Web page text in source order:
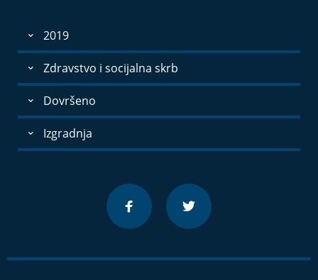
2019
Zdravstvo i socijalna skrb
Dovršeno
Izgradnja